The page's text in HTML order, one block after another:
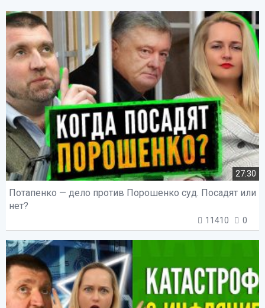
27:30
Потапенко — дело против Порошенко суд. Посадят или
нет?
11410 0